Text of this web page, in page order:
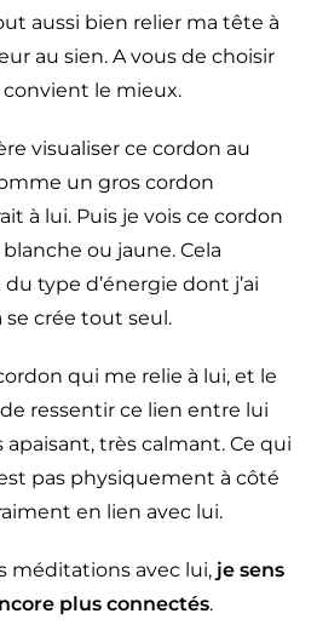
aussi bien relier ma tête à
au sien. A vous de choisir
le mieux.
visualiser ce cordon au
un gros cordon
à lui. Puis je vois ce cordon
ou jaune. Cela
type d’énergie dont j’ai
se crée tout seul.
qui me relie à lui, et le
ressentir ce lien entre lui
très calmant. Ce qui
pas physiquement à côté
en lien avec lui.
méditations avec lui, je sens
plus connectés.